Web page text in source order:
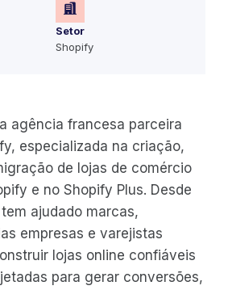
Setor
Shopify
agência francesa parceira
especializada na criação,
de lojas de comércio
e no Shopify Plus. Desde
ajudado marcas,
empresas e varejistas
lojas online confiáveis
para gerar conversões,